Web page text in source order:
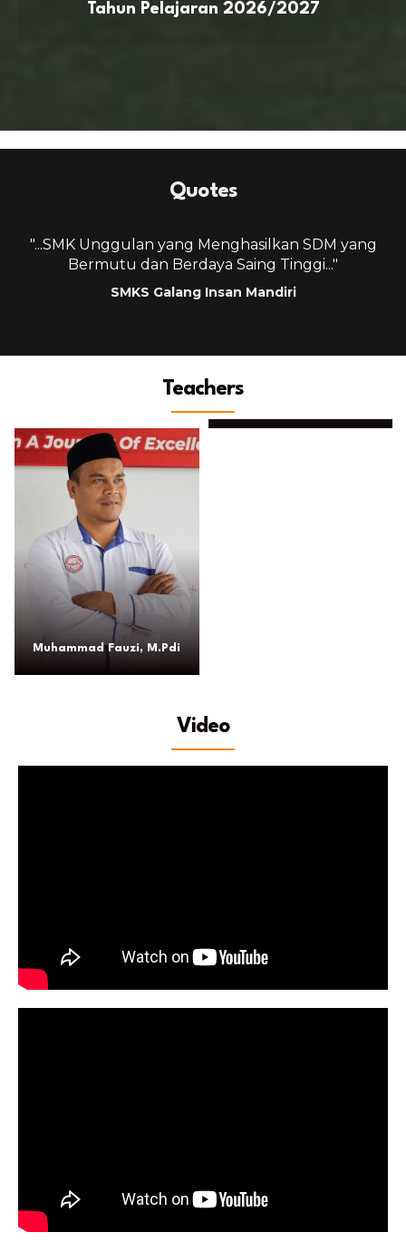
Tahun Pelajaran 2026/2027
Quotes
"...SMK Unggulan yang Menghasilkan SDM yang
Bermutu dan Berdaya Saing Tinggi..."
SMKS Galang Insan Mandiri
Teachers
Muhammad Fauzi, M.Pdi
Video